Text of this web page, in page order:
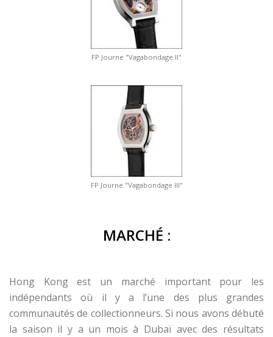
FP Journe "Vagabondage II"
FP Journe "Vagabondage III"
MARCHÉ :
Hong Kong est un marché important pour les
indépendants où il y a l’une des plus grandes
communautés de collectionneurs. Si nous avons débuté
la saison il y a un mois à Dubaï avec des résultats